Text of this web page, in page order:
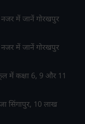
में जानें गोरखपुर
में जानें गोरखपुर
में कक्षा 6, 9 और 11
सिंगापुर, 10 लाख